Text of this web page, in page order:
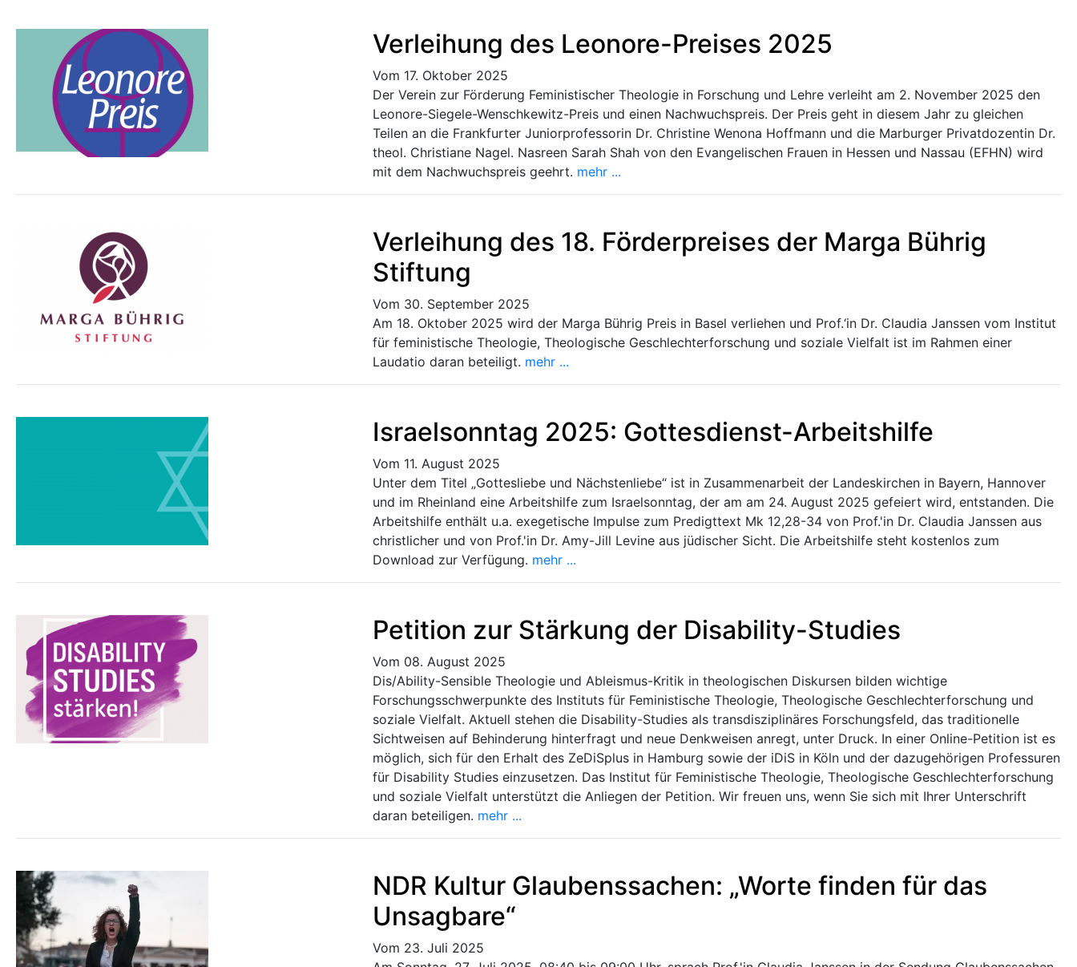
Verleihung des Leonore-Preises 2025
Vom 17. Oktober 2025
Der Verein zur Förderung Feministischer Theologie in Forschung und Lehre verleiht am 2. November 2025 den
Leonore-Siegele-Wenschkewitz-Preis und einen Nachwuchspreis. Der Preis geht in diesem Jahr zu gleichen
Teilen an die Frankfurter Juniorprofessorin Dr. Christine Wenona Hoffmann und die Marburger Privatdozentin Dr.
theol. Christiane Nagel. Nasreen Sarah Shah von den Evangelischen Frauen in Hessen und Nassau (EFHN) wird
mit dem Nachwuchspreis geehrt. mehr ...
Verleihung des 18. Förderpreises der Marga Bührig
Stiftung
Vom 30. September 2025
Am 18. Oktober 2025 wird der Marga Bührig Preis in Basel verliehen und Prof.‘in Dr. Claudia Janssen vom Institut
für feministische Theologie, Theologische Geschlechterforschung und soziale Vielfalt ist im Rahmen einer
Laudatio daran beteiligt. mehr ...
Israelsonntag 2025: Gottesdienst-Arbeitshilfe
Vom 11. August 2025
Unter dem Titel „Gottesliebe und Nächstenliebe“ ist in Zusammenarbeit der Landeskirchen in Bayern, Hannover
und im Rheinland eine Arbeitshilfe zum Israelsonntag, der am am 24. August 2025 gefeiert wird, entstanden. Die
Arbeitshilfe enthält u.a. exegetische Impulse zum Predigttext Mk 12,28-34 von Prof.'in Dr. Claudia Janssen aus
christlicher und von Prof.'in Dr. Amy-Jill Levine aus jüdischer Sicht. Die Arbeitshilfe steht kostenlos zum
Download zur Verfügung. mehr ...
Petition zur Stärkung der Disability-Studies
Vom 08. August 2025
Dis/Ability-Sensible Theologie und Ableismus-Kritik in theologischen Diskursen bilden wichtige
Forschungsschwerpunkte des Instituts für Feministische Theologie, Theologische Geschlechterforschung und
soziale Vielfalt. Aktuell stehen die Disability-Studies als transdisziplinäres Forschungsfeld, das traditionelle
Sichtweisen auf Behinderung hinterfragt und neue Denkweisen anregt, unter Druck. In einer Online-Petition ist es
möglich, sich für den Erhalt des ZeDiSplus in Hamburg sowie der iDiS in Köln und der dazugehörigen Professuren
für Disability Studies einzusetzen. Das Institut für Feministische Theologie, Theologische Geschlechterforschung
und soziale Vielfalt unterstützt die Anliegen der Petition. Wir freuen uns, wenn Sie sich mit Ihrer Unterschrift
daran beteiligen. mehr ...
NDR Kultur Glaubenssachen: „Worte finden für das
Unsagbare“
Vom 23. Juli 2025